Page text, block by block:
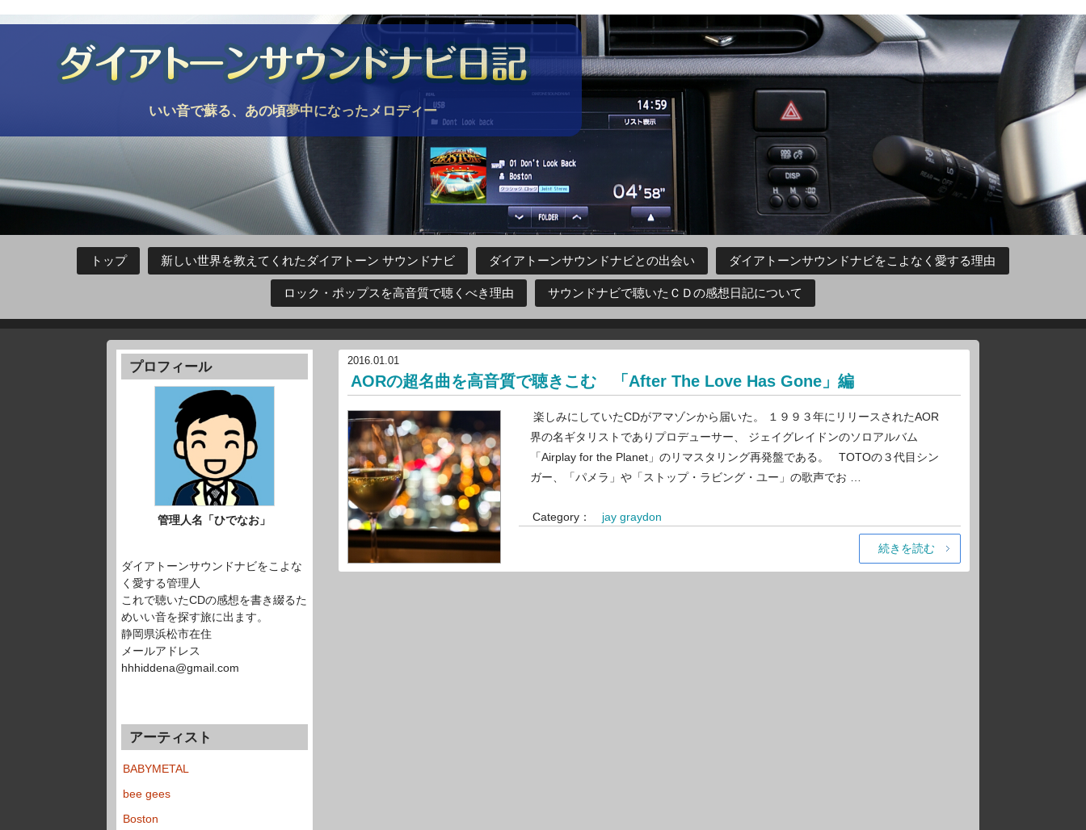
いい音で蘇る、あの頃夢中になったメロディー
トップ 新しい世界を教えてくれたダイアトーン サウンドナビ ダイアトーンサウンドナビとの出会い ダイアトーンサウンドナビをこよなく愛する理由
ロック・ポップスを高音質で聴くべき理由 サウンドナビで聴いたＣＤの感想日記について
2016.01.01
AORの超名曲を高音質で聴きこむ 「After The Love Has Gone」編
楽しみにしていたCDがアマゾンから届いた。 １９９３年にリリースされたAOR
界の名ギタリストでありプロデューサー、 ジェイグレイドンのソロアルバム
「Airplay for the Planet」のリマスタリング再発盤である。 TOTOの３代目シン
ガー、「パメラ」や「ストップ・ラビング・ユー」の歌声でお …
Category： jay graydon
続きを読む
プロフィール
管理人名「ひでなお」
ダイアトーンサウンドナビをこよな
く愛する管理人
これで聴いたCDの感想を書き綴るた
めいい音を探す旅に出ます。
静岡県浜松市在住
メールアドレス
hhhiddena@gmail.com
アーティスト
BABYMETAL
bee gees
Boston